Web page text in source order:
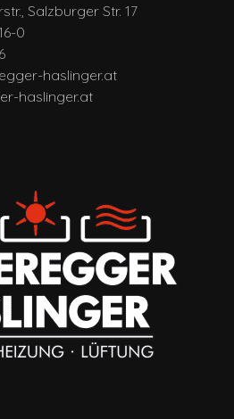
Salzburger Str. 17
0
haslinger.at
haslinger.at